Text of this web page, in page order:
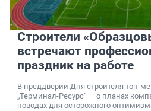
Строители
встречают
праздник на работе
В преддверии Дня строителя топ-
„Терминал-Ресурс“ — о планах
поводах для осторожного